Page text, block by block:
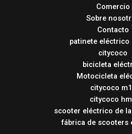
Comercio
Sobre
Contacto
patinete eléctrico
citycoco
bicicleta
Motocicleta
citycoco
citycoco
scooter eléctrico de
fábrica de scooters